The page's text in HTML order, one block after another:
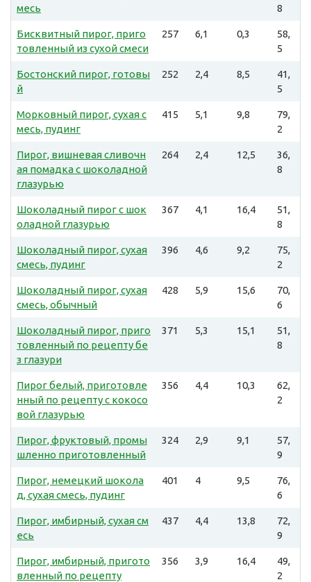
месь
8
Бисквитный пирог, приго
товленный из сухой смеси
257 6,1 0,3
58,
5
Бостонский пирог, готовы
й
252 2,4 8,5
41,
5
Морковный пирог, сухая с
месь, пудинг
415 5,1 9,8
79,
2
Пирог, вишневая сливочн
ая помадка с шоколадной
глазурью
264 2,4 12,5
36,
8
Шоколадный пирог с шок
оладной глазурью
367 4,1 16,4
51,
8
Шоколадный пирог, сухая
смесь, пудинг
396 4,6 9,2
75,
2
Шоколадный пирог, сухая
смесь, обычный
428 5,9 15,6
70,
6
Шоколадный пирог, приго
товленный по рецепту бе
з глазури
371 5,3 15,1
51,
8
Пирог белый, приготовле
нный по рецепту с кокосо
вой глазурью
356 4,4 10,3
62,
2
Пирог, фруктовый, промы
шленно приготовленный
324 2,9 9,1
57,
9
Пирог, немецкий шокола
д, сухая смесь, пудинг
401 4 9,5
76,
6
Пирог, имбирный, сухая см
есь
437 4,4 13,8
72,
9
Пирог, имбирный, пригото
вленный по рецепту
356 3,9 16,4
49,
2